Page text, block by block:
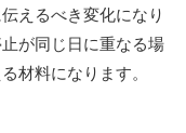
えるべき変化になり
が同じ日に重なる場
材料になります。